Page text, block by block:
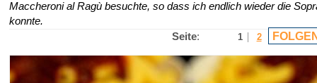
Maccheroni al Ragù besuchte, so dass ich endlich wieder die
konnte.
Seite: 1 2